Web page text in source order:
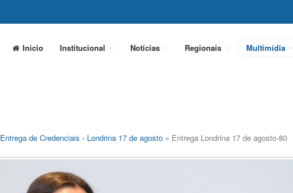
Início Institucional Notícias Regionais Multimídia
Entrega de Credenciais - Londrina 17 de agosto » Entrega Londrina 17 de agosto-80